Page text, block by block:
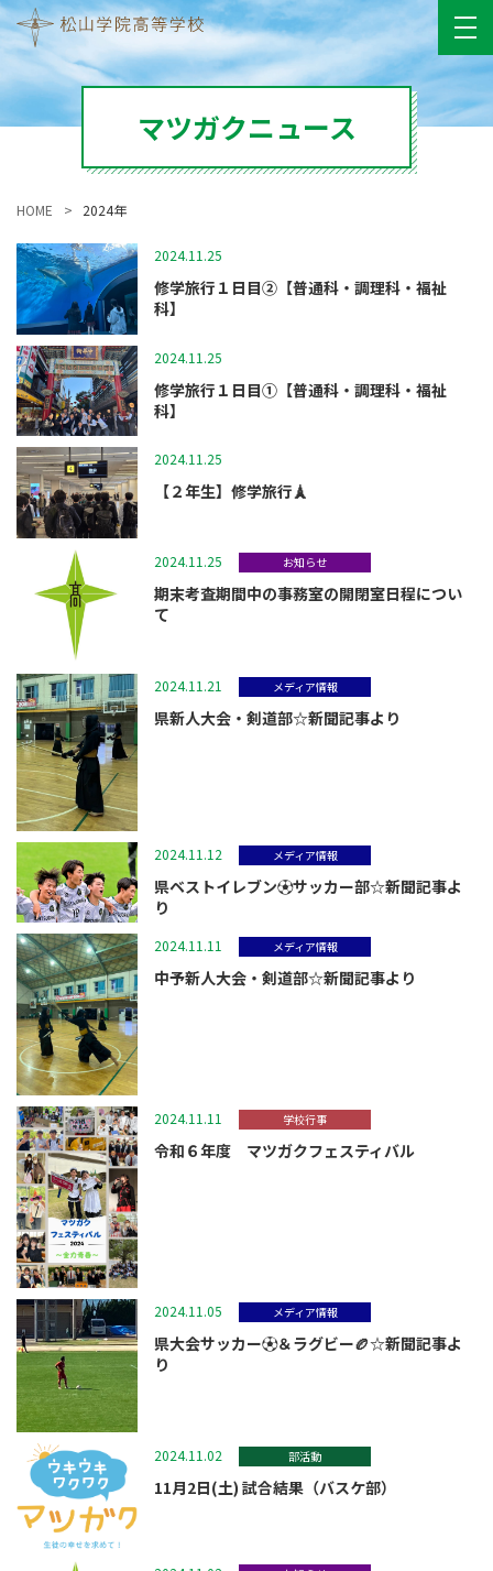
マツガクニュース
HOME 2024年
2024.11.25
修学旅行１日目②【普通科・調理科・福祉
科】
2024.11.25
修学旅行１日目①【普通科・調理科・福祉
科】
2024.11.25
【２年生】修学旅行🗼
2024.11.25 お知らせ
期末考査期間中の事務室の開閉室日程につい
て
2024.11.21 メディア情報
県新人大会・剣道部☆新聞記事より
2024.11.12 メディア情報
県ベストイレブン⚽サッカー部☆新聞記事よ
り
2024.11.11 メディア情報
中予新人大会・剣道部☆新聞記事より
2024.11.11 学校行事
令和６年度 マツガクフェスティバル
2024.11.05 メディア情報
県大会サッカー⚽＆ラグビー🏉☆新聞記事よ
り
2024.11.02 部活動
11月2日(土) 試合結果（バスケ部）